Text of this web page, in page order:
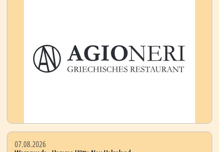
07.08.2026